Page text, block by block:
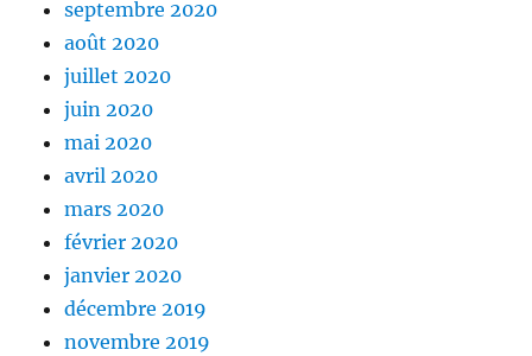
septembre 2020
août 2020
juillet 2020
juin 2020
mai 2020
avril 2020
mars 2020
février 2020
janvier 2020
décembre 2019
novembre 2019